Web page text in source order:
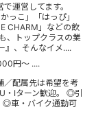
運営してます。
っこ」「はっぴ」
CHARM」などの飲
、トップクラスの業
』、そんなイメ....
円～ ....
配属先は希望を考
・Iターン歓迎。 ◎引
◎車・バイク通勤可